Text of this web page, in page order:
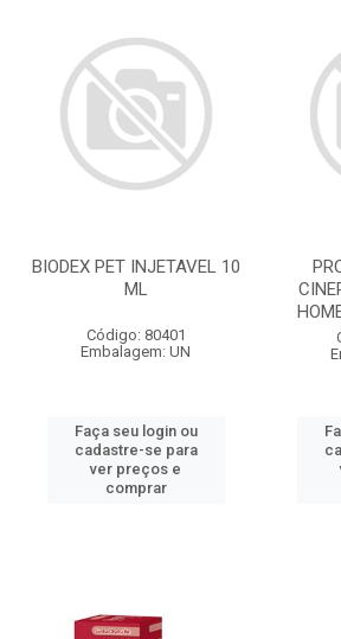
BIODEX PET INJETAVEL 10
ML
Código: 80401
Embalagem: UN
Faça seu login ou
cadastre-se para
ver preços e
comprar